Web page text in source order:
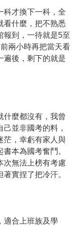
科才換下一科，全
看什麼，把不熟悉
報到，一待就是5至
兩小時再把當天看
遍後，剩下的就是
什麼都沒有，我曾
並非國考的料，
茫，幸虧有家人與
本為國考奮鬥。
次無法上榜有考慮
實捏了把冷汗。
適合上班族及學